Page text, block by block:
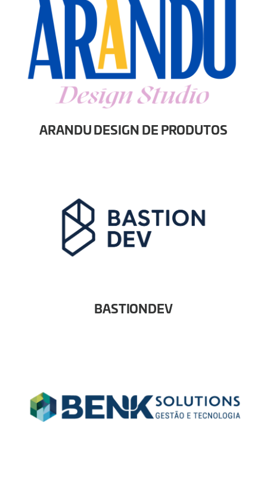
ARANDU DESIGN DE PRODUTOS
BASTIONDEV